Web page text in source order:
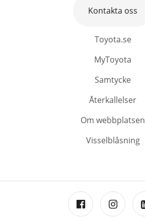
Toyota.se
MyToyota
Samtycke
Återkallelser
Om webbplatsen
Visselblåsning
Kontakta oss